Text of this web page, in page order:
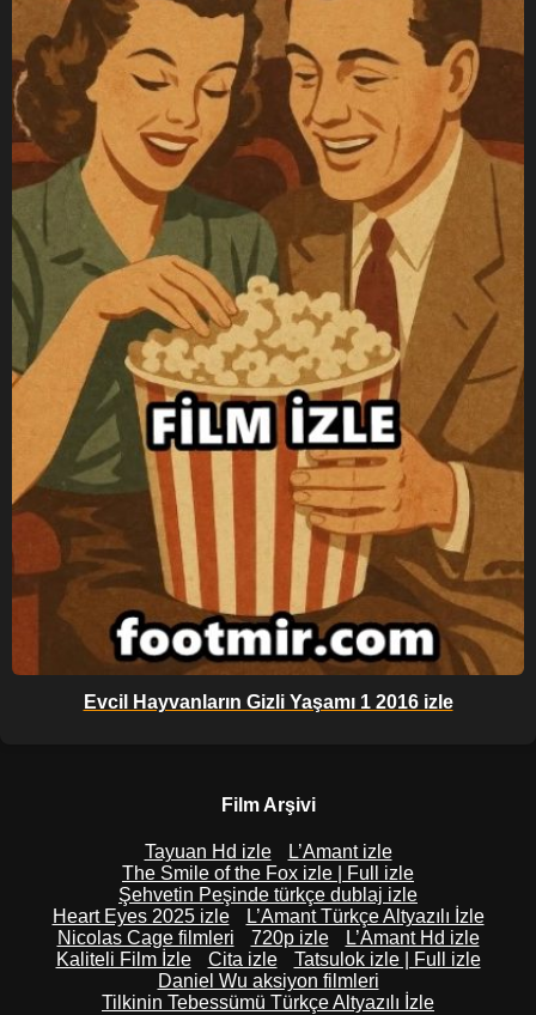
Evcil Hayvanların Gizli Yaşamı 1 2016 izle
Film Arşivi
Tayuan Hd izle
L’Amant izle
The Smile of the Fox izle | Full izle
Şehvetin Peşinde türkçe dublaj izle
Heart Eyes 2025 izle
L’Amant Türkçe Altyazılı İzle
Nicolas Cage filmleri
720p izle
L’Amant Hd izle
Kaliteli Film İzle
Cita izle
Tatsulok izle | Full izle
Daniel Wu aksiyon filmleri
Tilkinin Tebessümü Türkçe Altyazılı İzle